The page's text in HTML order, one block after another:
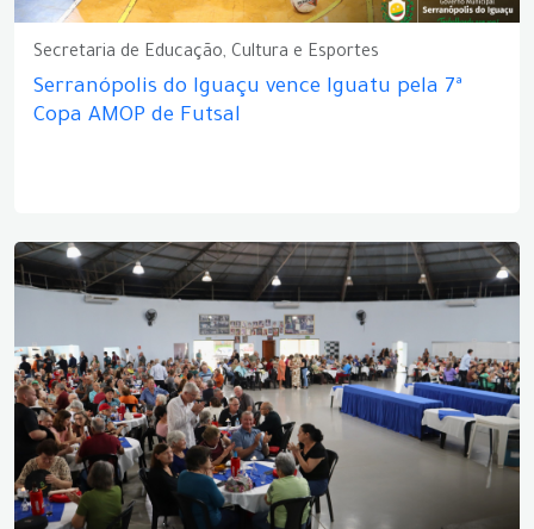
Secretaria de Educação, Cultura e Esportes
Serranópolis do Iguaçu vence Iguatu pela 7ª
Copa AMOP de Futsal